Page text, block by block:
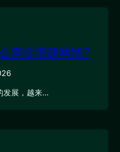
需要搭建网络?
发展，越来…